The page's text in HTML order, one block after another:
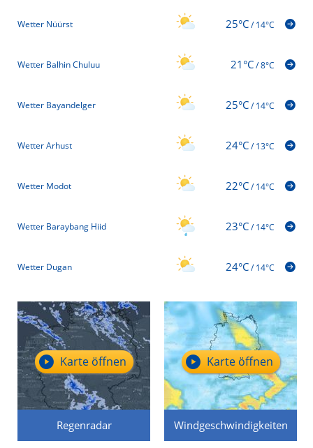
Wetter Nüürst 25°C/14°C
Wetter Balhin Chuluu 21°C/8°C
Wetter Bayandelger 25°C/14°C
Wetter Arhust 24°C/13°C
Wetter Modot 22°C/14°C
Wetter Baraybang Hiid 23°C/14°C
Wetter Dugan 24°C/14°C
Regenradar
Karte öffnen
Windgeschwindigkeiten
Karte öffnen